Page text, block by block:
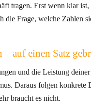
tragen. Erst wenn klar
die Frage, welche Zahlen
– auf einen Satz
und die Leistung
Daraus folgen konkrete
braucht es nicht.